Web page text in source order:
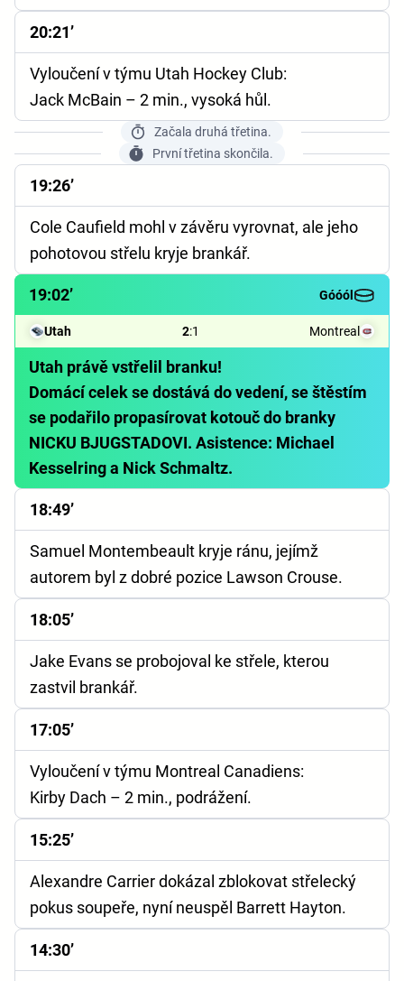
20:21’
Vyloučení v týmu Utah Hockey Club:
Jack McBain – 2 min., vysoká hůl.
Začala druhá třetina.
První třetina skončila.
19:26’
Cole Caufield mohl v závěru vyrovnat, ale jeho
pohotovou střelu kryje brankář.
19:02’ Góóól
Utah 2:1 Montreal
Utah právě vstřelil branku!
Domácí celek se dostává do vedení, se štěstím
se podařilo propasírovat kotouč do branky
NICKU BJUGSTADOVI. Asistence: Michael
Kesselring a Nick Schmaltz.
18:49’
Samuel Montembeault kryje ránu, jejímž
autorem byl z dobré pozice Lawson Crouse.
18:05’
Jake Evans se probojoval ke střele, kterou
zastvil brankář.
17:05’
Vyloučení v týmu Montreal Canadiens:
Kirby Dach – 2 min., podrážení.
15:25’
Alexandre Carrier dokázal zblokovat střelecký
pokus soupeře, nyní neuspěl Barrett Hayton.
14:30’